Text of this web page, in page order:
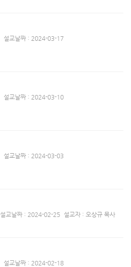
설교날짜 : 2024-03-17
설교날짜 : 2024-03-10
설교날짜 : 2024-03-03
설교날짜 : 2024-02-25 설교자 : 오상규 목사
설교날짜 : 2024-02-18